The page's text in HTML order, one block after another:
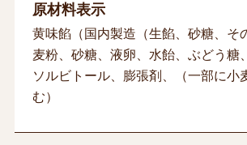
原材料表示
黄味餡（国内製造（生餡、砂糖、そ
麦粉、砂糖、液卵、水飴、ぶどう糖
ソルビトール、膨張剤、（一部に小
む）